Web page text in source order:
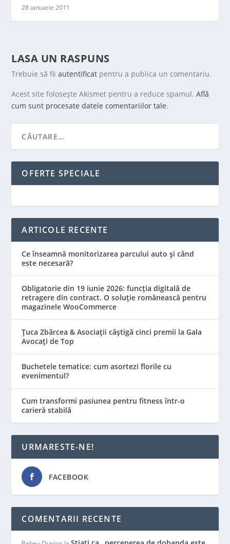
28 ianuarie 2011
LASA UN RASPUNS
Trebuie să fiiautentificat pentru a publica un comentariu.
Acest site folosește Akismet pentru a reduce spamul.Află
cum sunt procesate datele comentariilor tale.
OFERTE SPECIALE
ARTICOLE RECENTE
Ce înseamnă monitorizarea parcului auto și când
este necesară?
Obligatorie din 19 iunie 2026: funcția digitală de
retragere din contract. O soluție românească pentru
magazinele WooCommerce
Țuca Zbârcea & Asociații câștigă cinci premii la Gala
Avocați de Top
Buchetele tematice: cum asortezi florile cu
evenimentul?
Cum transformi pasiunea pentru fitness într-o
carieră stabilă
URMARESTE-NE!
FACEBOOK
COMENTARII RECENTE